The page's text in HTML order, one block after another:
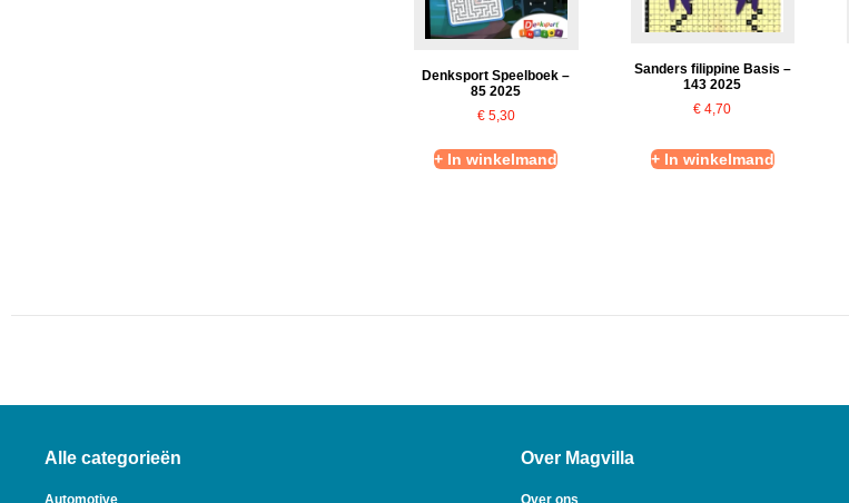
Denksport Speelboek –
85 2025
€5,30
+ In winkelmand
Sanders filippine Basis –
143 2025
€ 4,70
+ In winkelmand
Alle categorieën
Automotive
Over Magvilla
Over ons